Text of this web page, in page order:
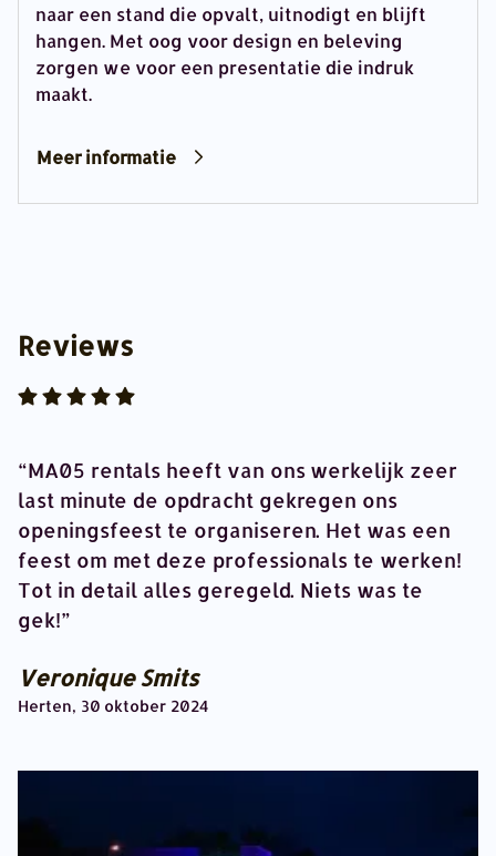
naar een stand die opvalt, uitnodigt en blijft
hangen. Met oog voor design en beleving
zorgen we voor een presentatie die indruk
maakt.
Meer informatie
Reviews
MA05 rentals heeft van ons werkelijk zeer
last minute de opdracht gekregen ons
openingsfeest te organiseren. Het was een
feest om met deze professionals te werken!
Tot in detail alles geregeld. Niets was te
gek!
Veronique Smits
Herten, 30 oktober 2024